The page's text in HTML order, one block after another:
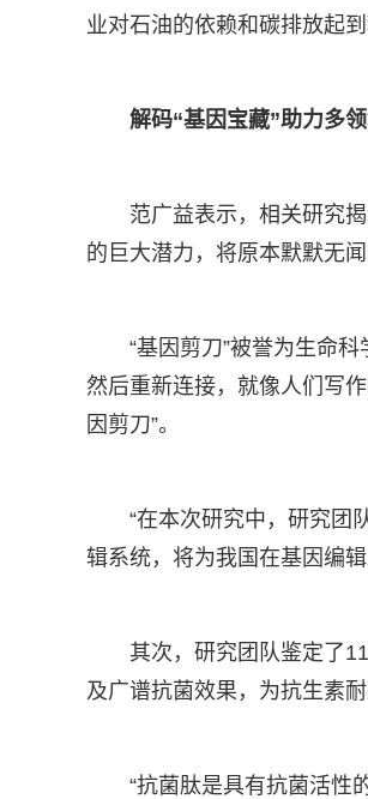
业对石油的依赖和碳排放起到
解码“基因宝藏”助力多
范广益表示，相关研究
的巨大潜力，将原本默默无闻
“基因剪刀”被誉为生命
然后重新连接，就像人们写
因剪刀”。
“在本次研究中，研究团
辑系统，将为我国在基因编
其次，研究团队鉴定了
及广谱抗菌效果，为抗生素
“抗菌肽是具有抗菌活性